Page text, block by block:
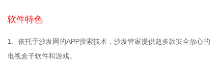
软件特色
1、依托于沙发网的APP搜索技术，沙发管家提供超多款安全放心的
电视盒子软件和游戏。